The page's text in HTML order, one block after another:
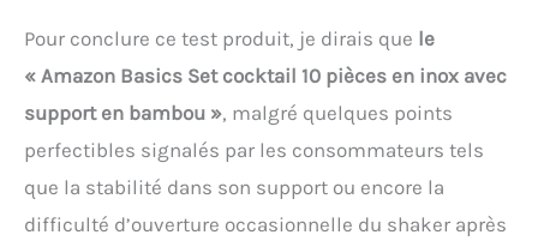
Pour conclure ce test produit, je dirais que le
« Amazon Basics Set cocktail 10 pièces en inox avec
support en bambou », malgré quelques points
perfectibles signalés par les consommateurs tels
que la stabilité dans son support ou encore la
difficulté d’ouverture occasionnelle du shaker après